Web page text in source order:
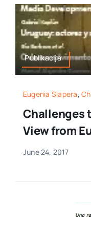
Publikacija
Eugenia Siapera,
Challenges
View from
June 24, 2017